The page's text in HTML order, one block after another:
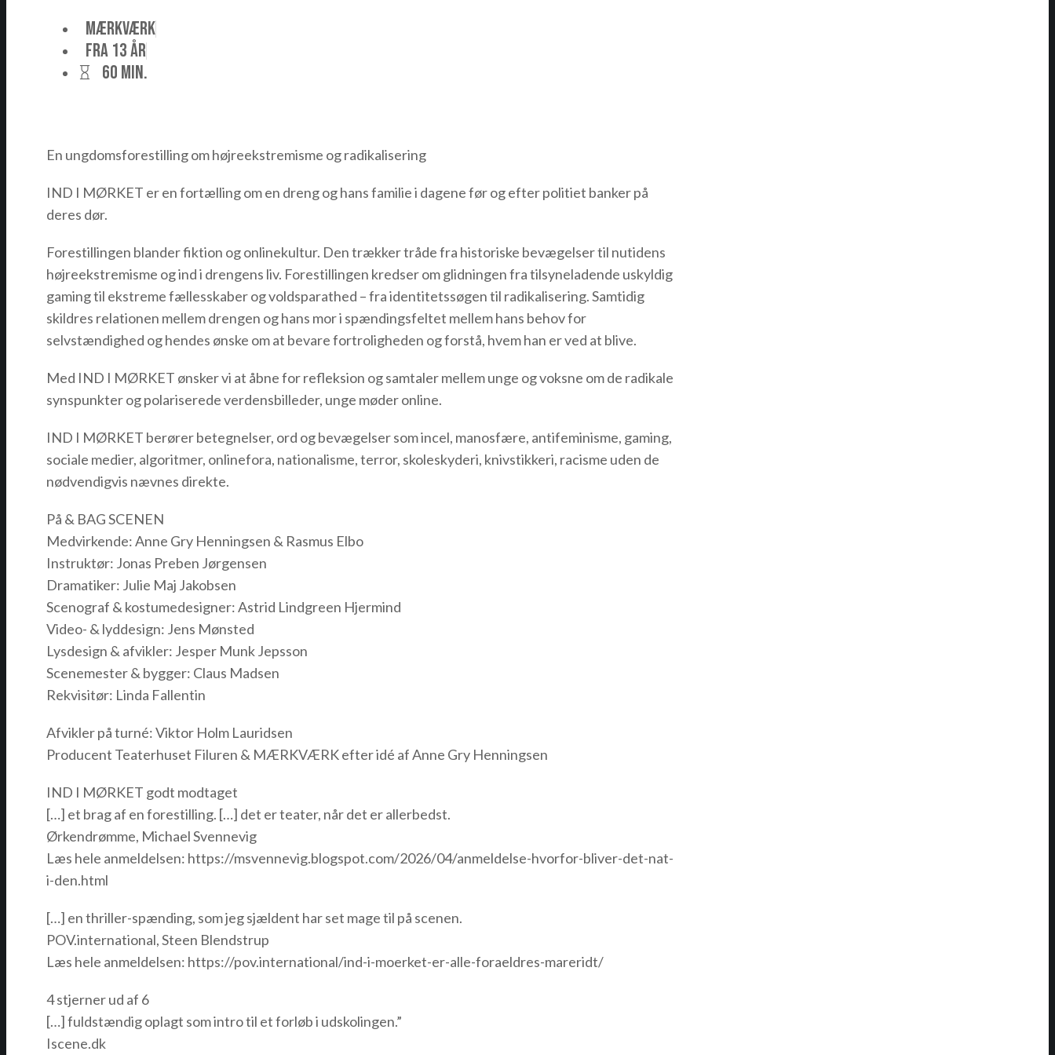
MÆRKVÆRK
Fra 13 år
60 min.
En ungdomsforestilling om højreekstremisme og radikalisering
IND I MØRKET er en fortælling om en dreng og hans familie i dagene før og efter politiet banker på
deres dør.
Forestillingen blander fiktion og onlinekultur. Den trækker tråde fra historiske bevægelser til nutidens
højreekstremisme og ind i drengens liv. Forestillingen kredser om glidningen fra tilsyneladende uskyldig
gaming til ekstreme fællesskaber og voldsparathed – fra identitetssøgen til radikalisering. Samtidig
skildres relationen mellem drengen og hans mor i spændingsfeltet mellem hans behov for
selvstændighed og hendes ønske om at bevare fortroligheden og forstå, hvem han er ved at blive.
Med IND I MØRKET ønsker vi at åbne for refleksion og samtaler mellem unge og voksne om de radikale
synspunkter og polariserede verdensbilleder, unge møder online.
IND I MØRKET berører betegnelser, ord og bevægelser som incel, manosfære, antifeminisme, gaming,
sociale medier, algoritmer, onlinefora, nationalisme, terror, skoleskyderi, knivstikkeri, racisme uden de
nødvendigvis nævnes direkte.
På & BAG SCENEN
Medvirkende: Anne Gry Henningsen & Rasmus Elbo
Instruktør: Jonas Preben Jørgensen
Dramatiker: Julie Maj Jakobsen
Scenograf & kostumedesigner: Astrid Lindgreen Hjermind
Video- & lyddesign: Jens Mønsted
Lysdesign & afvikler: Jesper Munk Jepsson
Scenemester & bygger: Claus Madsen
Rekvisitør: Linda Fallentin
Afvikler på turné: Viktor Holm Lauridsen
Producent Teaterhuset Filuren & MÆRKVÆRK efter idé af Anne Gry Henningsen
IND I MØRKET godt modtaget
[…] et brag af en forestilling. […] det er teater, når det er allerbedst.
Ørkendrømme, Michael Svennevig
Læs hele anmeldelsen: https://msvennevig.blogspot.com/2026/04/anmeldelse-hvorfor-bliver-det-nat-
i-den.html
[…] en thriller-spænding, som jeg sjældent har set mage til på scenen.
POV.international, Steen Blendstrup
Læs hele anmeldelsen: https://pov.international/ind-i-moerket-er-alle-foraeldres-mareridt/
4 stjerner ud af 6
[…] fuldstændig oplagt som intro til et forløb i udskolingen.”
Iscene.dk